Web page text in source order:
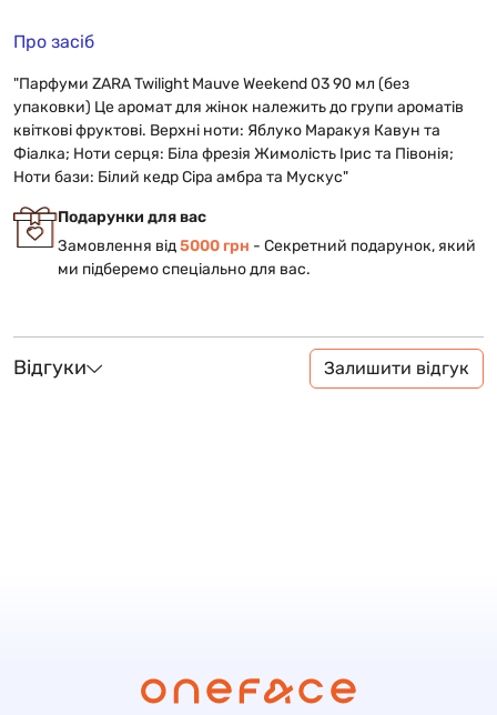
Про засіб
"Парфуми ZARA Twilight Mauve Weekend 03 90 мл (без
упаковки) Це аромат для жінок належить до групи ароматів
квіткові фруктові. Верхні ноти: Яблуко Маракуя Кавун та
Фіалка; Ноти серця: Біла фрезія Жимолість Ірис та Півонія;
Ноти бази: Білий кедр Сіра амбра та Мускус"
Подарунки для вас
Замовлення від5000 грн - Cекретний подарунок, який
ми підберемо спеціально для вас.
Відгуки Залишити відгук